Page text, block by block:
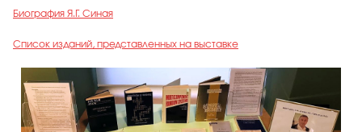
Биография Я.Г. Синая
Список изданий, представленных на выставке